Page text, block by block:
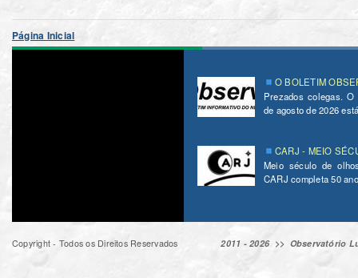
Página Inicial
O BOLETIM
Prezados colegas.
de agosto de 2026
CARJ - MEIO
Meio século de
CARJ completa 50
Copyright - Todos os Direitos Reservados 2011 - 2026 >> Observatório